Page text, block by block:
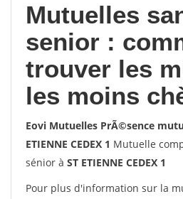
Mutuelles
senior :
trouver les
les moins
Eovi Mutuelles PrÃ©sence
ETIENNE CEDEX 1 Mutuelle
sénior à ST ETIENNE CEDEX 1
Pour plus d'information sur la